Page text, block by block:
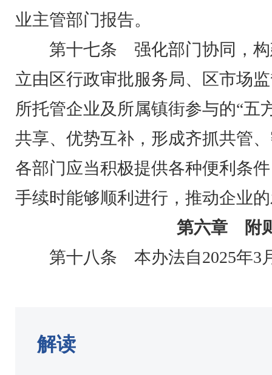
业主管部门报告。
第十七条 强化部门协同，构
立由区行政审批服务局、区市场
所托管企业及所属镇街参与的“五
共享、优势互补，形成齐抓共管
各部门应当积极提供各种便利条
手续时能够顺利进行，推动企业
第六章 附
第十八条 本办法自2025年3
解读